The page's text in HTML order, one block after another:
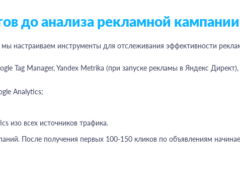
до анализа рекламной кампании
настраиваем инструменты для отслеживания эффективности
Tag Manager, Yandex Metrika (при запуске рекламы в Яндекс
Analytics;
изо всех источников трафика.
После получения первых 100-150 кликов по объявлениям